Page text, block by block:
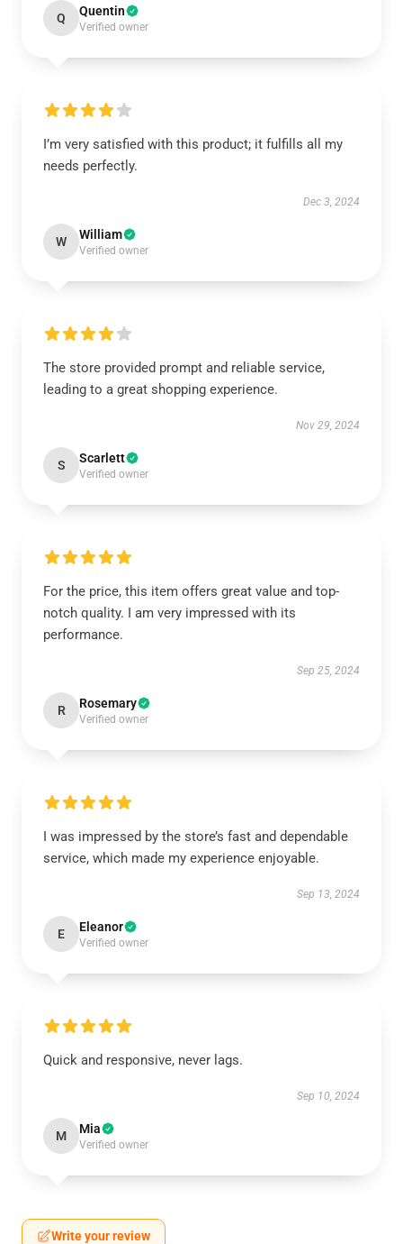
Q Quentin
Verified owner
I’m very satisfied with this product; it fulfills all my
needs perfectly.
Dec 3, 2024
W William
Verified owner
The store provided prompt and reliable service,
leading to a great shopping experience.
Nov 29, 2024
S Scarlett
Verified owner
For the price, this item offers great value and top-
notch quality. I am very impressed with its
performance.
Sep 25, 2024
R Rosemary
Verified owner
I was impressed by the store’s fast and dependable
service, which made my experience enjoyable.
Sep 13, 2024
E Eleanor
Verified owner
Quick and responsive, never lags.
Sep 10, 2024
M Mia
Verified owner
Write your review